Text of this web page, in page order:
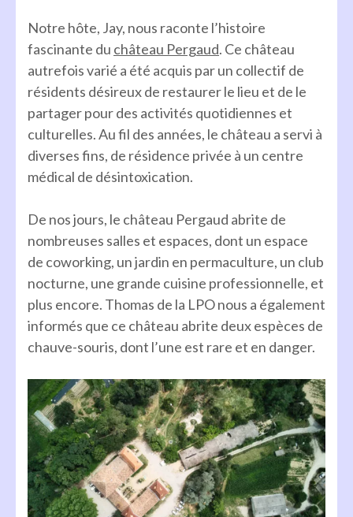
Notre hôte, Jay, nous raconte l’histoire
fascinante du château Pergaud. Ce château
autrefois varié a été acquis par un collectif de
résidents désireux de restaurer le lieu et de le
partager pour des activités quotidiennes et
culturelles. Au fil des années, le château a servi à
diverses fins, de résidence privée à un centre
médical de désintoxication.
De nos jours, le château Pergaud abrite de
nombreuses salles et espaces, dont un espace
de coworking, un jardin en permaculture, un club
nocturne, une grande cuisine professionnelle, et
plus encore. Thomas de la LPO nous a également
informés que ce château abrite deux espèces de
chauve-souris, dont l’une est rare et en danger.